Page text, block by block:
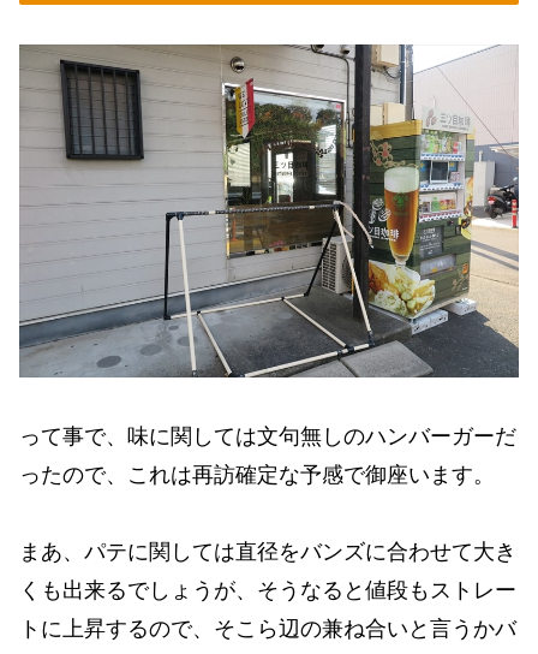
って事で、味に関しては文句無しのハンバーガーだ
ったので、これは再訪確定な予感で御座います。
まあ、パテに関しては直径をバンズに合わせて大き
くも出来るでしょうが、そうなると値段もストレー
トに上昇するので、そこら辺の兼ね合いと言うかバ